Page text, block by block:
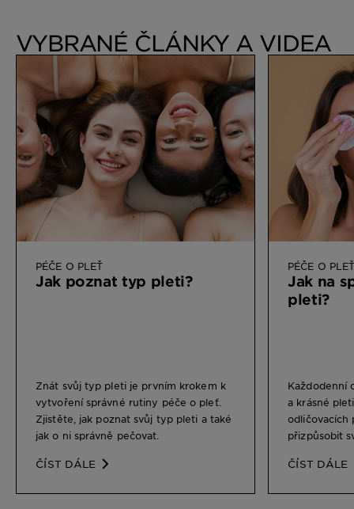
VYBRANÉ ČLÁNKY A VIDEA
PÉČE O PLEŤ
Jak poznat typ pleti?
Znát svůj typ pleti je prvním krokem k
vytvoření správné rutiny péče o pleť.
Zjistěte, jak poznat svůj typ pleti a také
jak o ni správně pečovat.
ČÍST DÁLE
PÉČE O
Jak na
pleti?
Každodenní
a krásné
odličovacích
přizpůsobit
ČÍST DÁLE